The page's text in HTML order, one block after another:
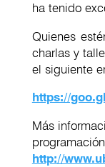
ha tenido
Quienes
charlas y
el siguiente
https://
Más
http://